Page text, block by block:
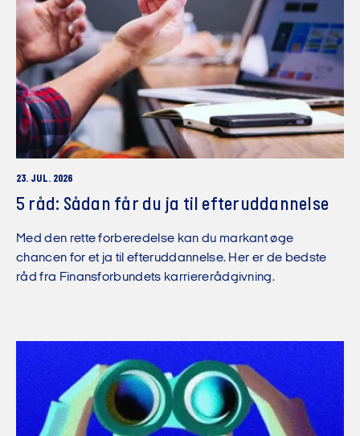
23. JUL. 2026
5 råd: Sådan får du ja til efteruddannelse
Med den rette forberedelse kan du markant øge
chancen for et ja til efteruddannelse. Her er de bedste
råd fra Finansforbundets karriererådgivning.